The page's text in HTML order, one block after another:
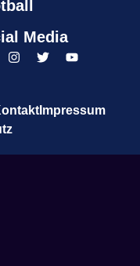
Media
Impressum